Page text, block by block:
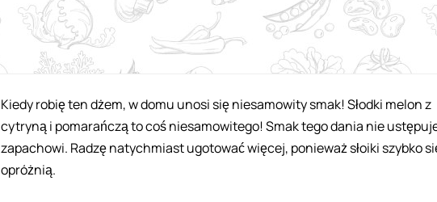
Kiedy robię ten dżem, w domu unosi się niesamowity smak! Słodki melon z
cytryną i pomarańczą to coś niesamowitego! Smak tego dania nie
zapachowi. Radzę natychmiast ugotować więcej, ponieważ słoiki szybko
opróżnią.